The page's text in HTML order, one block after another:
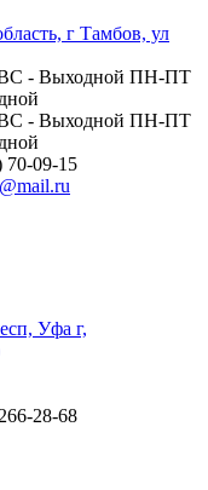
г Тамбов, ул
ПН-ПТ
ПН-ПТ
70-09-15
Уфа г,
28-68